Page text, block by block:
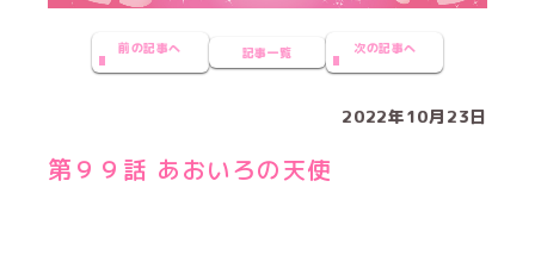
前の記事へ 記事一覧 次の記事へ
2022年10月23日
第９９話 あおいろの天使